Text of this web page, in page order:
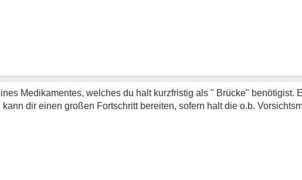
Medikamentes, welches du halt kurzfristig als " Brücke" benötigist.
dir einen großen Fortschritt bereiten, sofern halt die o.b.